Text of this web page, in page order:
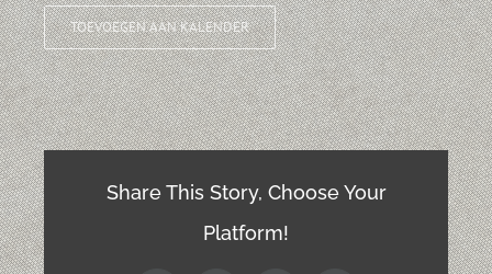
TOEVOEGEN AAN KALENDER
Share This Story, Choose Your
Platform!